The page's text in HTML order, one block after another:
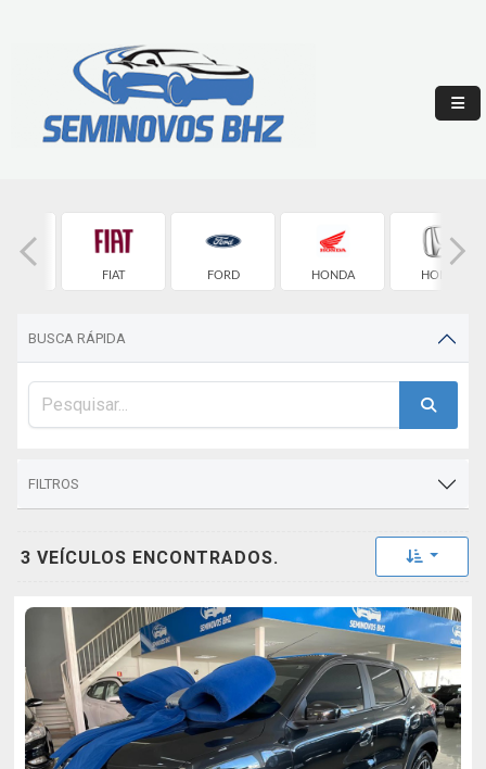
FIAT FORD HONDA HONDA
BUSCA RÁPIDA
FILTROS
3 VEÍCULOS ENCONTRADOS. Toggle